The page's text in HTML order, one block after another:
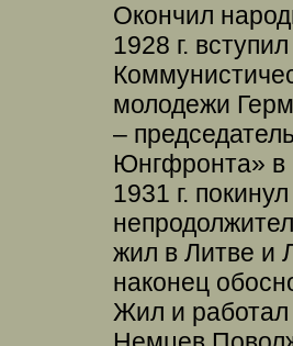
Окончил
1928 г.
молодежи
–
Юнгфронта» в
1931 г.
жил в Литве и
наконец
Жил и работал